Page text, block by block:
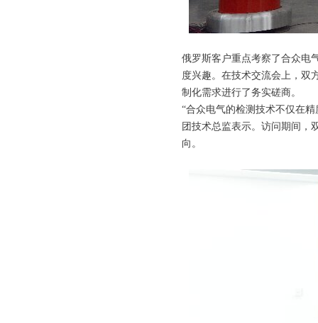
俄罗斯客户重点考察了合众电
度兴趣。在技术交流会上，双
制化需求进行了务实磋商。
“合众电气的检测技术不仅在
团技术总监表示。访问期间，
向。